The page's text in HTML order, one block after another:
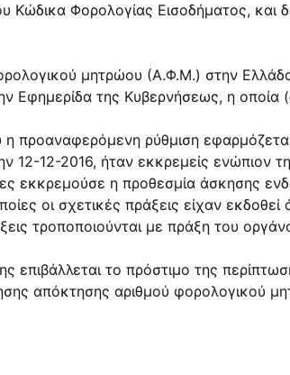
Κώδικα Φορολογίας Εισοδήματος,
μητρώου (Α.Φ.Μ.) στην
της Κυβερνήσεως, η οποία
ρύθμιση εφαρμόζεται
12-2016, ήταν εκκρεμείς ενώπιον
εκκρεμούσε η προθεσμία άσκησης
οι σχετικές πράξεις είχαν εκδοθεί
τροποποιούνται με πράξη του
επιβάλλεται το πρόστιμο της
απόκτησης αριθμού φορολογικού